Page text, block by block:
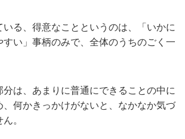
いる、得意なことというのは、「いかに
すい」事柄のみで、全体のうちのごく一
は、あまりに普通にできることの中に
、何かきっかけがないと、なかなか気づ
。